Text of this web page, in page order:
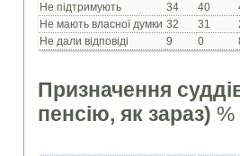
Не підтримують
34 40
Не мають власної думки 32 31
Не дали відповіді
9 0
Призначення
пенсію, як зараз)%